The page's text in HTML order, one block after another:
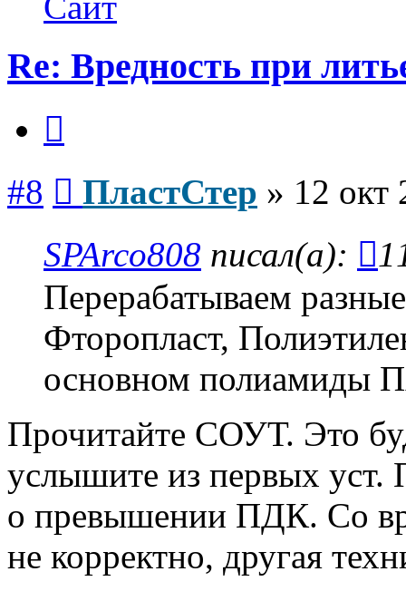
Re: Вредность при
#8 ПластСтер » 12 окт
SPArco808 писал(а):
Перерабатываем
Фторопласт,
основном полиамиды
Прочитайте СОУТ. Это
услышите из первых уст.
о превышении ПДК. Со
не корректно, другая